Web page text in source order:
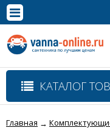
Полная версия сайта
КАТАЛОГ
Главная →